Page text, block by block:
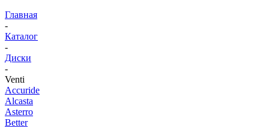
Главная
-
Каталог
-
Диски
-
Venti
Accuride
Alcasta
Asterro
Better